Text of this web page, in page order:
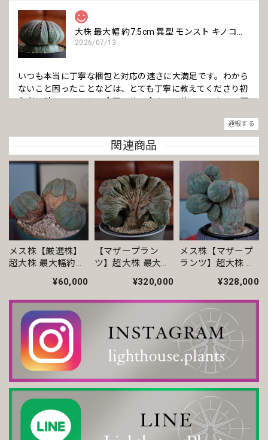
2026/07/13
いつも本当に丁寧な梱包と対応の速さに大満足です。わから
ないこと困ったことなどは、とても丁寧に教えてくださり初
心者は助かってます。 今回の苗、今までに持っていない、可
まん丸 オベサ / ユーフォルビア
2026/06/23
いつも丁寧な梱包です。安心してお迎えできます。
【超厳選株】ホワイト オベサ / ユーフォルビア
いつも素敵な鉢を有難うございます。
2026/04/11
オス株【厳選株】超大株 直径約8.7cm マウンテン ヴィンテージ オベサ / ユーフォルビア
通報する
関連商品
メス株【厳選株】
超大株 最大幅約
ッド オベサ / ユー
フォルビア
¥60,000
【マザープラン
ツ】超大株 最大幅
ージ 扇綴化 オベサ
/ ユーフォルビア
¥320,000
メス株【マザープ
ランツ】超大株 最
ンテージ 仔吹 マウ
ンテン オベサ / ユ
ーフォルビア
¥328,000